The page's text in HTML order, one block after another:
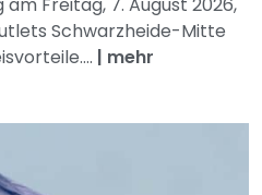
Freitag, 7. August 2026,
Schwarzheide-Mitte
| mehr